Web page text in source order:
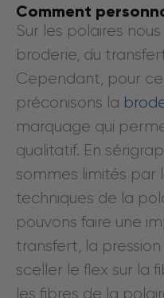
Comment
Sur les polaires
broderie, du
Cependant, pour
préconisons la
marquage qui
qualitatif. En
sommes limités par
techniques de la
pouvons faire une
transfert, la
sceller le flex sur la
les fibres de la